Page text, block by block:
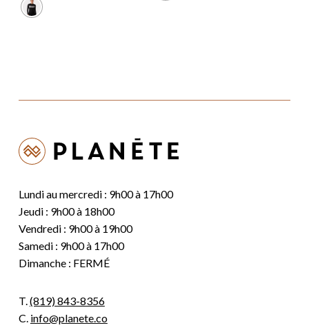
Lundi au mercredi : 9h00 à 17h00
Jeudi : 9h00 à 18h00
Vendredi : 9h00 à 19h00
Samedi : 9h00 à 17h00
Dimanche : FERMÉ
T.(819) 843-8356
C. info@planete.co